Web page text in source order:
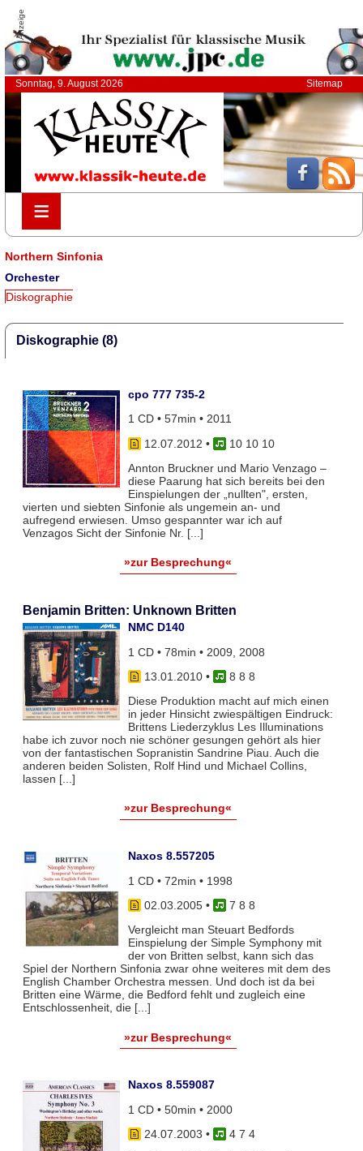
Anzeige
Sonntag, 9. August 2026 Sitemap
≡
≡
Northern Sinfonia
Orchester
Diskographie
Diskographie (8)
cpo 777 735-2
1 CD • 57min • 2011
12.07.2012 •
10 10 10
Annton Bruckner und Mario Venzago –
diese Paarung hat sich bereits bei den
Einspielungen der „nullten", ersten,
vierten und siebten Sinfonie als ungemein an- und
aufregend erwiesen. Umso gespannter war ich auf
Venzagos Sicht der Sinfonie Nr. [...]
»zur Besprechung«
Benjamin Britten: Unknown Britten
NMC D140
1 CD • 78min • 2009, 2008
13.01.2010•
8 8 8
Diese Produktion macht auf mich einen
in jeder Hinsicht zwiespältigen Eindruck:
Brittens Liederzyklus Les Illuminations
habe ich zuvor noch nie schöner gesungen gehört als hier
von der fantastischen Sopranistin Sandrine Piau. Auch die
anderen beiden Solisten, Rolf Hind und Michael Collins,
lassen [...]
»zur Besprechung«
Naxos 8.557205
1 CD • 72min • 1998
02.03.2005•
7 8 8
Vergleicht man Steuart Bedfords
Einspielung der Simple Symphony mit
der von Britten selbst, kann sich das
Spiel der Northern Sinfonia zwar ohne weiteres mit dem des
English Chamber Orchestra messen. Und doch ist da bei
Britten eine Wärme, die Bedford fehlt und zugleich eine
Entschlossenheit, die [...]
»zur Besprechung«
Naxos 8.559087
1 CD • 50min • 2000
24.07.2003 •
4 7 4